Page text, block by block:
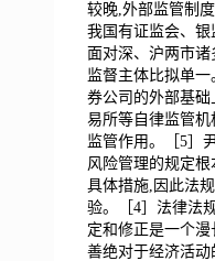
较晚,外部监管制
我国有证监会、
面对深、沪两市
监督主体比拟单
券公司的外部基
易所等自律监管
监管作用。［5］
风险管理的规定
具体措施,因此法
验。［4］法律法
定和修正是一个
善绝对于经济活动